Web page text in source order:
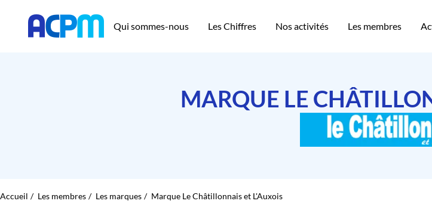
Qui sommes-nous Les Chiffres Nos activités Les membres
MARQUE LE
Accueil Les membres Les marques Marque Le Châtillonnais et L'Auxois